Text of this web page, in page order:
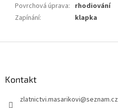
Povrchová úprava: rhodiování
Zapínání: klapka
Kontakt
zlatnictvi.masarikovi@seznam.cz